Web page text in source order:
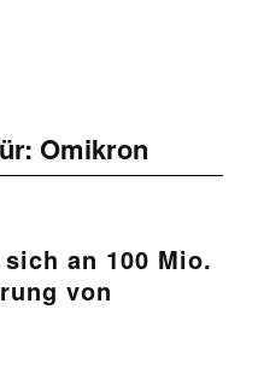
Omikron
an 100 Mio.
von